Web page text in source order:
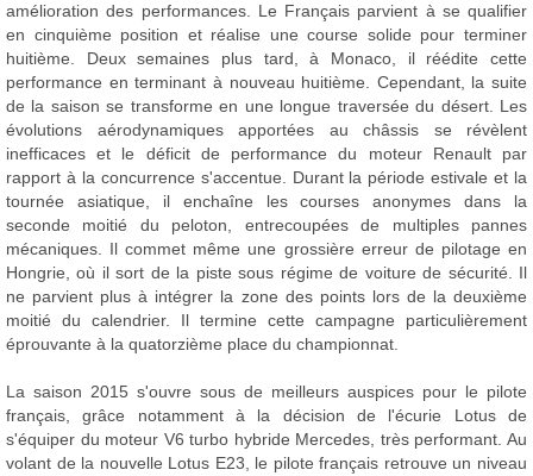
amélioration des performances. Le Français parvient à se qualifier
en cinquième position et réalise une course solide pour terminer
huitième. Deux semaines plus tard, à Monaco, il réédite cette
performance en terminant à nouveau huitième. Cependant, la suite
de la saison se transforme en une longue traversée du désert. Les
évolutions aérodynamiques apportées au châssis se révèlent
inefficaces et le déficit de performance du moteur Renault par
rapport à la concurrence s'accentue. Durant la période estivale et la
tournée asiatique, il enchaîne les courses anonymes dans la
seconde moitié du peloton, entrecoupées de multiples pannes
mécaniques. Il commet même une grossière erreur de pilotage en
Hongrie, où il sort de la piste sous régime de voiture de sécurité. Il
ne parvient plus à intégrer la zone des points lors de la deuxième
moitié du calendrier. Il termine cette campagne particulièrement
éprouvante à la quatorzième place du championnat.
La saison 2015 s'ouvre sous de meilleurs auspices pour le pilote
français, grâce notamment à la décision de l'écurie Lotus de
s'équiper du moteur V6 turbo hybride Mercedes, très performant. Au
volant de la nouvelle Lotus E23, le pilote français retrouve un niveau